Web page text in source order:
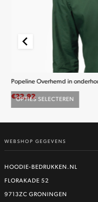
OPTIES SELECTEREN
product
meerdere
Deze
optie
gekozen
Popeline Overhemd in
€22,92
WEBSHOP GEGEVENS
HOODIE-BEDRUKKEN.NL
FLORAKADE 52
9713ZC GRONINGEN